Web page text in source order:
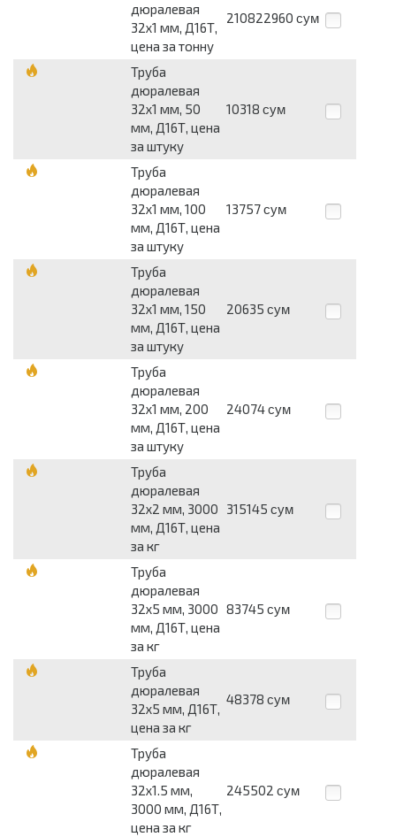
дюралевая
32х1 мм, Д16Т,
цена за тонну
210822960 сум
Труба
дюралевая
32х1 мм, 50
мм, Д16Т, цена
за штуку
10318 сум
Труба
дюралевая
32х1 мм, 100
мм, Д16Т, цена
за штуку
13757 сум
Труба
дюралевая
32х1 мм, 150
мм, Д16Т, цена
за штуку
20635 сум
Труба
дюралевая
32х1 мм, 200
мм, Д16Т, цена
за штуку
24074 сум
Труба
дюралевая
32х2 мм, 3000
мм, Д16Т, цена
за кг
315145 сум
Труба
дюралевая
32х5 мм, 3000
мм, Д16Т, цена
за кг
83745 сум
Труба
дюралевая
32х5 мм, Д16Т,
цена за кг
48378 сум
Труба
дюралевая
32х1.5 мм,
3000 мм, Д16Т,
цена за кг
245502 сум